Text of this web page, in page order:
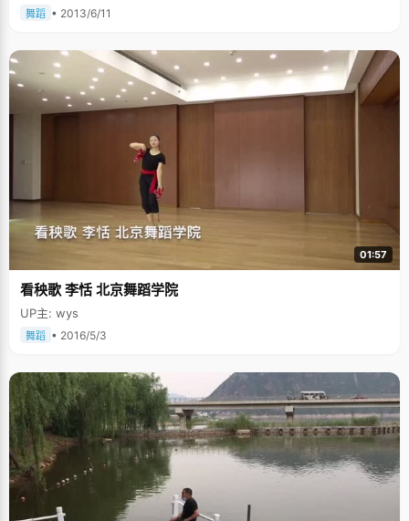
舞蹈 • 2013/6/11
01:57
看秧歌 李恬 北京舞蹈学院
UP主: wys
舞蹈 • 2016/5/3